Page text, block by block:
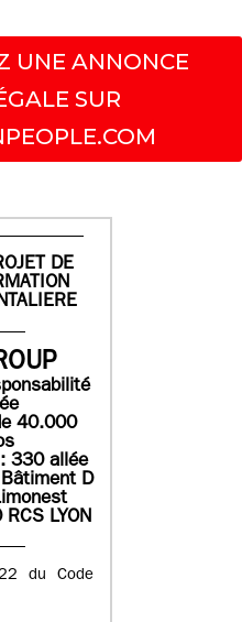
UNE ANNONCE
SUR
DE
40.000
330 allée
D
LYON
du Code